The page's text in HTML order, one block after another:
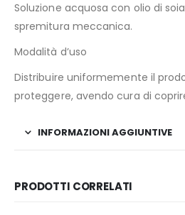
Soluzione acquosa con olio di
spremitura meccanica.
Modalità d’uso
Distribuire uniformemente il
proteggere, avendo cura di
INFORMAZIONI AGGIUNTIVE
PRODOTTI CORRELATI